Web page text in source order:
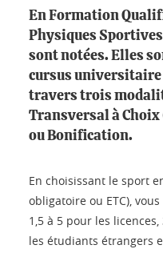
En Formation
Physiques
sont notées. Elles
cursus universitaire
travers trois
Transversal à
ou Bonification.
En choisissant le sport
obligatoire ou ETC),
1,5 à 5 pour les
les étudiants étrangers